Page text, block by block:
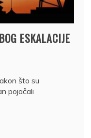
ESKALACIJE
što su
pojačali